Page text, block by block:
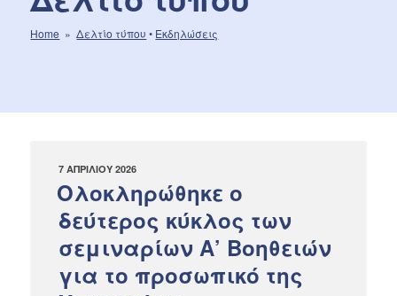
Home »Δελτίο τύπου • Εκδηλώσεις
ΔΗΜΟΣΙΕΎΤΗΚΕ
7 ΑΠΡΙΛΊΟΥ 2026
Ολοκληρώθηκε ο
δεύτερος κύκλος των
σεμιναρίων Α’ Βοηθειών
για το προσωπικό της